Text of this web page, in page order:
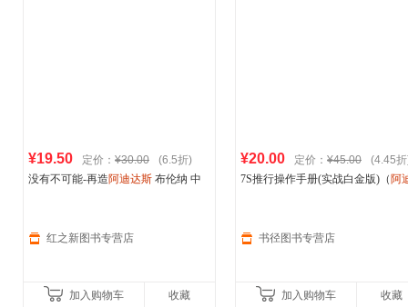
¥19.50 定价： ¥30.00
(6.5折)
没有不可能-再造阿迪达斯 布伦纳 中
红之新图书专营店
加入购物车 收藏
¥20.00 定价： ¥45.00
(4.45
7S推行操作手册(实战白金版)（ 阿
资料与细节执行力）
书径图书专营店
加入购物车 收藏